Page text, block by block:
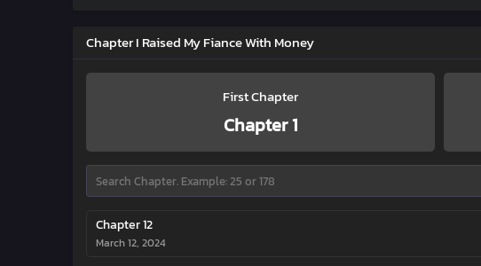
Chapter I Raised My Fiance With Money
First Chapter
Chapter 1
Chapter 12
March 12, 2024